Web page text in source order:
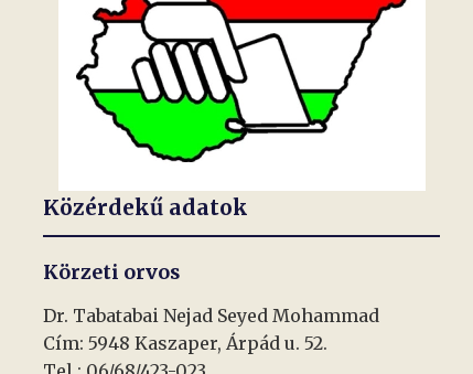
Közérdekű adatok
Körzeti orvos
Dr. Tabatabai Nejad Seyed Mohammad
Cím: 5948 Kaszaper, Árpád u. 52.